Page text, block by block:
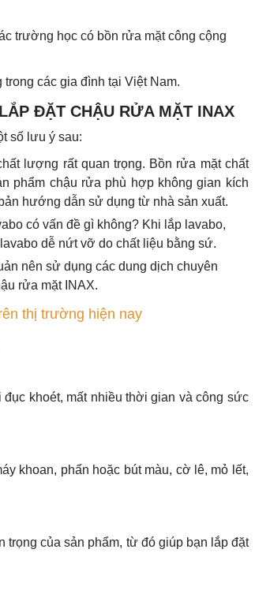
trường học có bồn rửa mặt công cộng
các gia đình tại Việt Nam.
ĐẶT CHẬU RỬA MẶT INAX
số lưu ý sau:
lượng rất quan trọng. Bồn rửa mặt chất
phẩm chậu rửa phù hợp không gian kích
hướng dẫn sử dụng từ nhà sản xuất.
có vấn đề gì không? Khi lắp lavabo,
dễ nứt vỡ do chất liệu bằng sứ.
nên sử dụng các dung dịch chuyên
rửa mặt INAX.
thị trường hiện nay
khoét, mất nhiều thời gian và công sức
khoan, phấn hoặc bút màu, cờ lê, mỏ lết,
trọng của sản phẩm, từ đó giúp bạn lắp đặt